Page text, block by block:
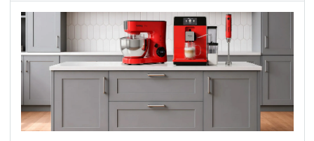
Модели коллекции 135 символизируют
безупречное качество, проверенное
временем, и высокие технологии,
благодаря которым каждая деталь этой
коллекции продумана до мелочей.